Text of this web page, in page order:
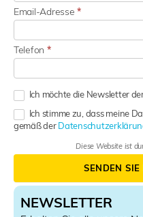
NEWSLETTER
Email-Adresse*
Telefon *
Ich möchte die Newsletter
Ich stimme zu, dass meine
gemäß der
Diese Website ist
SENDEN